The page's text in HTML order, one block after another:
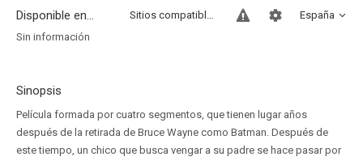
Disponible en... España
Sitios compatibles
Sin información
Sinopsis
Película formada por cuatro segmentos, que tienen lugar años
después de la retirada de Bruce Wayne como Batman. Después de
este tiempo, un chico que busca vengar a su padre se hace pasar por